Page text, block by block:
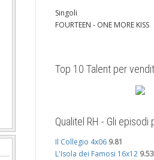
Singoli
FOURTEEN - ONE MORE KISS
Top 10 Talent per
Qualitel RH - Gli episodi
Il Collegio 4x06 9.81
L'Isola dei Famosi 16x12 9.53